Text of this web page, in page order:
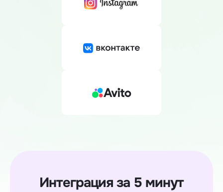
Интеграция за 5 минут